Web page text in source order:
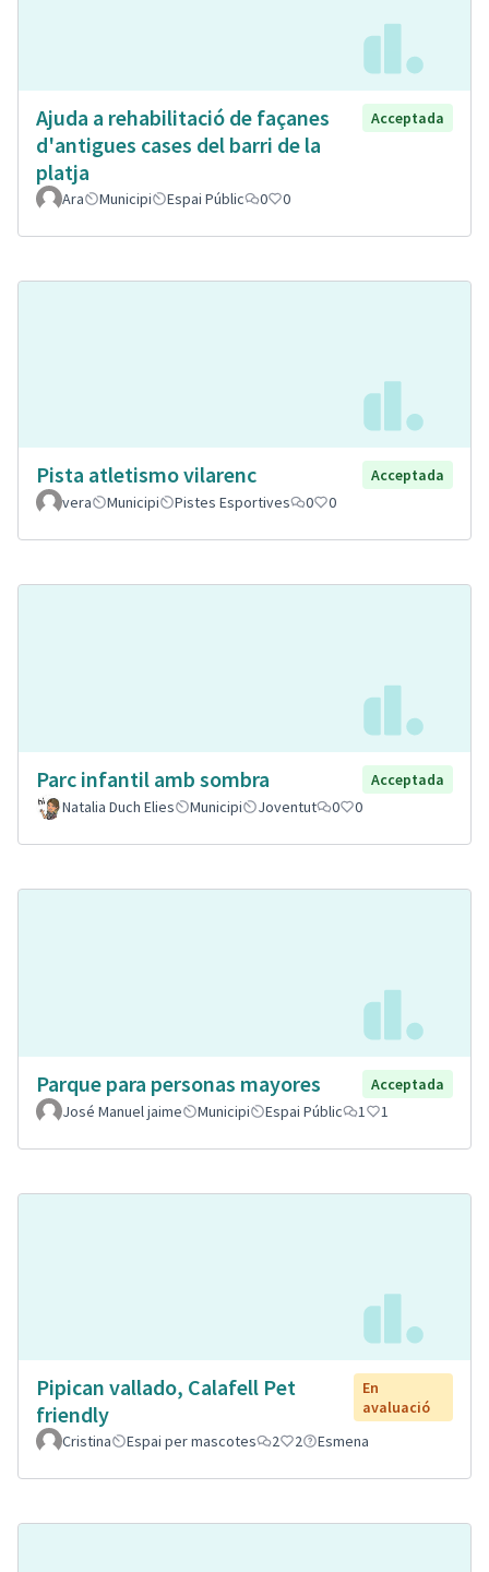
Ajuda a rehabilitació de façanes
d'antigues cases del barri de la
platja
Acceptada
Ara Municipi Espai Públic 0 0
Pista atletismo vilarenc
Acceptada
vera
Municipi Pistes Esportives 0 0
Parc infantil amb sombra
Acceptada
Natalia Duch Elies
Municipi Joventut 0 0
Parque para personas mayores
Acceptada
José Manuel jaime
Municipi Espai Públic 1 1
Pipican vallado, Calafell Pet
friendly
En
avaluació
Cristina
Espai per mascotes 2 2 Esmena